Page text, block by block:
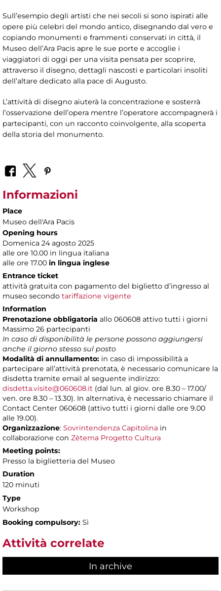
Sull’esempio degli artisti che nei secoli si sono ispirati alle
opere più celebri del mondo antico, disegnando dal vero e
copiando monumenti e frammenti conservati in città, il
Museo dell’Ara Pacis apre le sue porte e accoglie i
viaggiatori di oggi per una visita pensata per scoprire,
attraverso il disegno, dettagli nascosti e particolari insoliti
dell’altare dedicato alla pace di Augusto.
L’attività di disegno aiuterà la concentrazione e sosterrà
l’osservazione dell’opera mentre l’operatore accompagnerà i
partecipanti, con un racconto coinvolgente, alla scoperta
della storia del monumento.
Informazioni
Place
Museo dell'Ara Pacis
Opening hours
Domenica 24 agosto 2025
alle ore 10.00 in lingua italiana
alle ore 17.00 in lingua inglese
Entrance ticket
attività gratuita con pagamento del biglietto d’ingresso al
museo secondo tariffazione vigente
Information
Prenotazione obbligatoria allo 060608 attivo tutti i giorni
Massimo 26 partecipanti
In caso di disponibilità le persone possono aggiungersi
anche il giorno stesso sul posto
Modalità di annullamento: in caso di impossibilità a
partecipare all’attività prenotata, è necessario comunicare la
disdetta tramite email al seguente indirizzo:
disdetta.visite@060608.it (dal lun. al giov. ore 8.30 – 17.00/
ven. ore 8.30 – 13.30). In alternativa, è necessario chiamare il
Contact Center 060608 (attivo tutti i giorni dalle ore 9.00
alle 19.00).
Organizzazione: Sovrintendenza Capitolina in
collaborazione con Zètema Progetto Cultura
Meeting points:
Presso la biglietteria del Museo
Duration
120 minuti
Type
Workshop
Booking compulsory: Sì
Attività correlate
In archive